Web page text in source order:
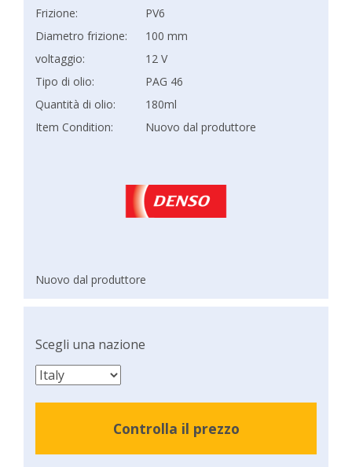
Frizione:
PV6
Diametro frizione:
100 mm
voltaggio:
12 V
Tipo di olio:
PAG 46
Quantità di olio:
180ml
Item Condition:
Nuovo dal produttore
Nuovo dal produttore
Scegli una nazione
Controlla il prezzo